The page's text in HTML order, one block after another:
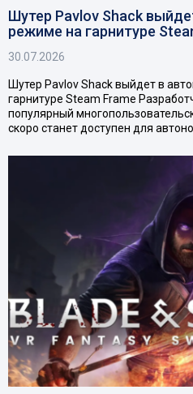
Шутер Pavlov Shack
режиме на гарнитуре
30.07.2026
Шутер Pavlov Shack выйдет в
гарнитуре Steam Frame
популярный
скоро станет доступен для